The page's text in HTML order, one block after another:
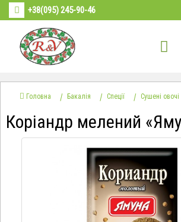
+38(095) 245-90-46
Головна Бакалія Спеції Сушені
Коріандр мелений